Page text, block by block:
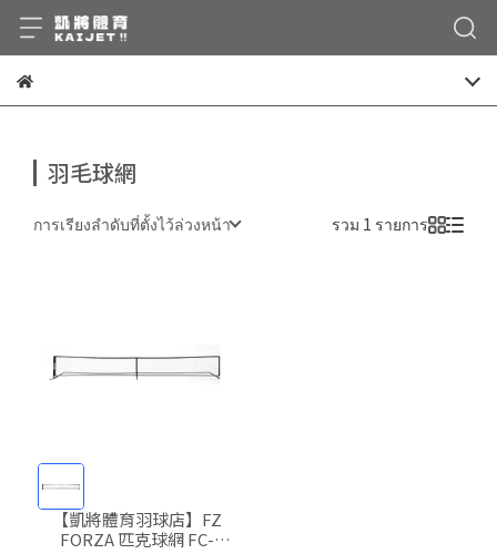
羽毛球網
การเรียงลำดับที่ตั้งไว้ล่วงหน้า รวม 1 รายการ
【凱將體育羽球店】FZ
FORZA 匹克球網 FC-